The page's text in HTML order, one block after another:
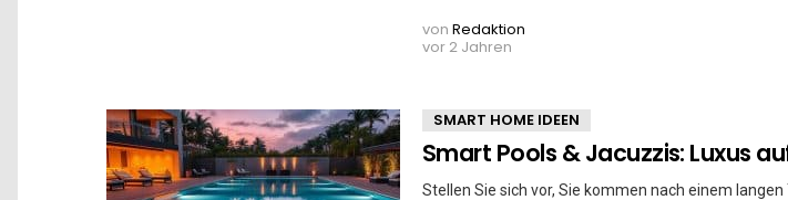
von Redaktion
vor 2 Jahren
SMART HOME IDEEN
Smart Pools & Jacuzzis: Luxus
Stellen Sie sich vor, Sie kommen nach einem langen